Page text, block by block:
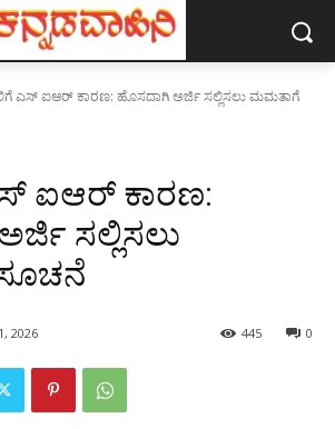
ಎಸ್ ಐಆರ್ ಕಾರಣ: ಹೊಸದಾಗಿ ಅರ್ಜಿ ಸಲ್ಲಿಸಲು ಮಮತಾಗೆ
ಐಆರ್ ಕಾರಣ:
ಸಲ್ಲಿಸಲು
2026 0
445